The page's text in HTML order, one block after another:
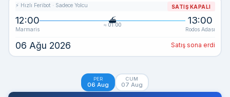
⚡ Hızlı Feribot · Sadece Yolcu SATIŞ KAPALI
12:00
Marmaris
≈ 01:00 13:00
Rodos Adası
06 Ağu 2026 Satış sona erdi
PER
06 Aug
CUM
07 Aug